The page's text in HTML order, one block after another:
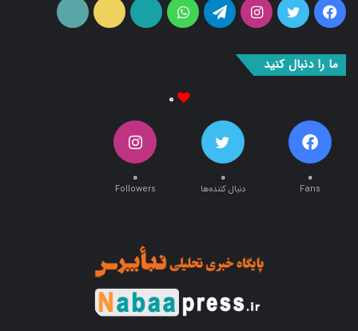
فیس
توییتر اینستاگرامتلگرام واتس
آپارات ایتا
ما را دنبال کنید
۰
۰
Fans
۰
دنبال کننده‌ها
۰
Followers